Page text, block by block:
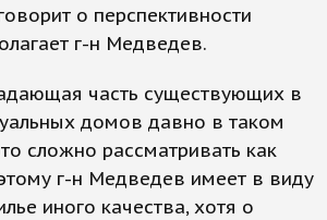
о перспективности
г-н Медведев.
часть существующих в
домов давно в таком
сложно рассматривать как
г-н Медведев имеет в виду
иного качества, хотя о